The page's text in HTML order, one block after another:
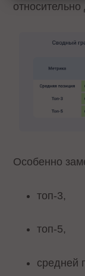
Особенно
топ-3,
топ-5,
средней